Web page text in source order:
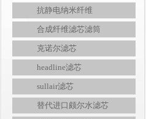
抗静电纳米纤维
合成纤维滤芯滤筒
克诺尔滤芯
headline滤芯
sullair滤芯
替代进口颇尔水滤芯